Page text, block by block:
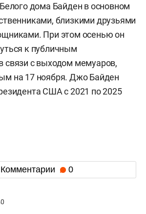
дома Байден в основном
близкими друзьями
При этом осенью он
к публичным
связи с выходом мемуаров,
на 17 ноября. Джо Байден
США с 2021 по 2025
Комментарии 0